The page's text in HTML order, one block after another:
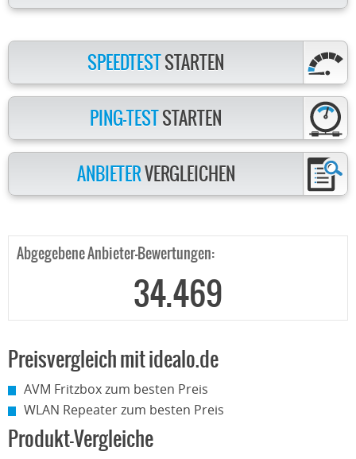
SPEEDTESTSTARTEN
PING-TESTSTARTEN
ANBIETERVERGLEICHEN
Abgegebene Anbieter-Bewertungen:
34.469
Preisvergleich mit idealo.de
AVM Fritzbox zum besten Preis
WLAN Repeater zum besten Preis
Produkt-Vergleiche